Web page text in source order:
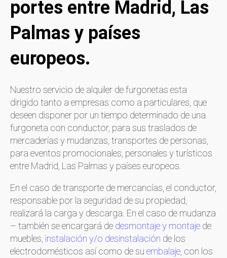
portes entre Madrid, Las
Palmas y países
europeos.
Nuestro servicio de alquiler de furgonetas esta
dirigido tanto a empresas como a particulares, que
deseen disponer por un tiempo determinado de una
furgoneta con conductor, para sus traslados de
mercaderías y mudanzas, transportes de personas,
para eventos promocionales, personales y turísticos
entre Madrid, Las Palmas y países europeos.
En el caso de transporte de mercancías, el conductor,
responsable por la seguridad de su propiedad,
realizará la carga y descarga. En el caso de mudanza
– también se encargará de desmontaje y montaje de
muebles, instalación y/o desinstalación de los
electrodomésticos así como de su embalaje , con los